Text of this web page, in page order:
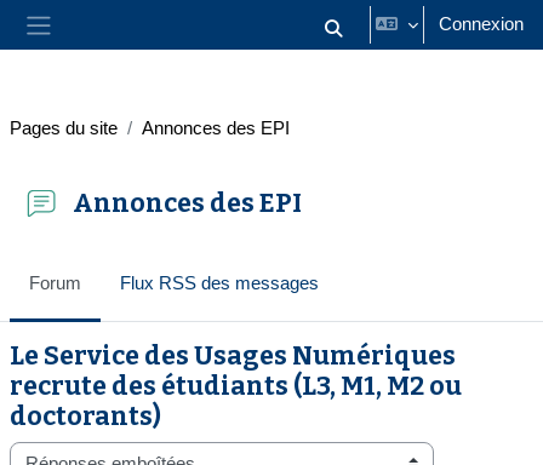
Panneau latéral Activer/désactiver la saisie
Connexion
Pages du site Annonces des EPI
Annonces des EPI
Forum Flux RSS des messages
Le Service des Usages Numériques
recrute des étudiants (L3, M1, M2 ou
doctorants)
Type d’affichage